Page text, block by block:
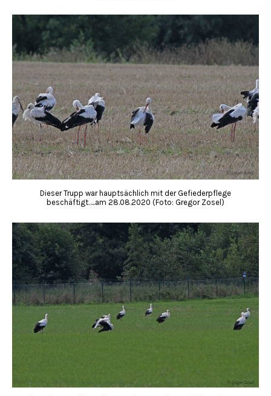
Dieser Trupp war hauptsächlich mit der Gefiederpflege
beschäftigt…..am 28.08.2020 (Foto: Gregor Zosel)